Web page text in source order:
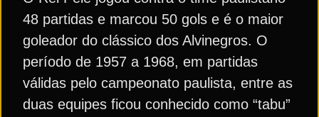
48 partidas e marcou 50 gols e é o maior
goleador do clássico dos Alvinegros. O
período de 1957 a 1968, em partidas
válidas pelo campeonato paulista, entre as
duas equipes ficou conhecido como “tabu”